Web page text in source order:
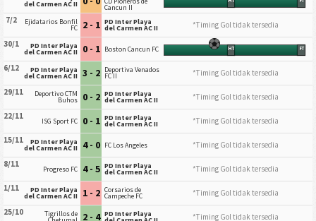
del Carmen AC II Cancun II
7/2 Ejidatarios Bonfil
FC 2 - 1 PD Inter Playa
del Carmen AC II
*Timing Gol tidak tersedia
30/1
PD Inter Playa
del Carmen AC II 0 - 1 Boston Cancun FC HT FT
6/12 PD Inter Playa
del Carmen AC II 3 - 2 Deportiva Venados
FC II
*Timing Gol tidak tersedia
29/11
Deportivo CTM
Buhos 0 - 2 PD Inter Playa
del Carmen AC II
*Timing Gol tidak tersedia
22/11
ISG Sport FC 0 - 1 PD Inter Playa
del Carmen AC II
*Timing Gol tidak tersedia
15/11
PD Inter Playa
del Carmen AC II 4 - 0 FC Los Angeles
*Timing Gol tidak tersedia
8/11
Progreso FC 4 - 5 PD Inter Playa
del Carmen AC II
*Timing Gol tidak tersedia
1/11
PD Inter Playa
del Carmen AC II 1 - 2 Corsarios de
Campeche FC
*Timing Gol tidak tersedia
25/10
Tigrillos de 2 - 4 PD Inter Playa
*Timing Gol tidak tersedia